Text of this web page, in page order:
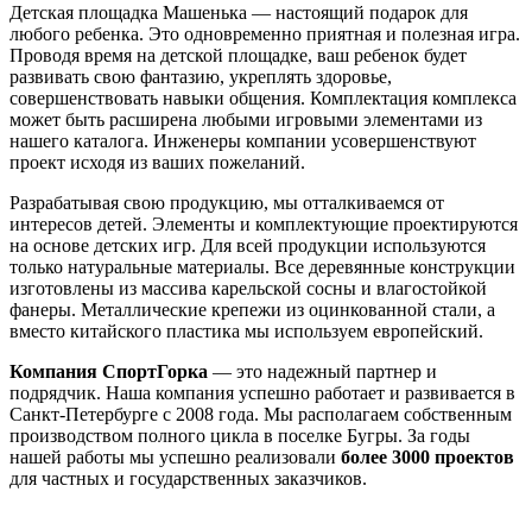
Детская площадка Машенька — настоящий подарок для
любого ребенка. Это одновременно приятная и полезная игра.
Проводя время на детской площадке, ваш ребенок будет
развивать свою фантазию, укреплять здоровье,
совершенствовать навыки общения. Комплектация комплекса
может быть расширена любыми игровыми элементами из
нашего каталога. Инженеры компании усовершенствуют
проект исходя из ваших пожеланий.
Разрабатывая свою продукцию, мы отталкиваемся от
интересов детей. Элементы и комплектующие проектируются
на основе детских игр. Для всей продукции используются
только натуральные материалы. Все деревянные конструкции
изготовлены из массива карельской сосны и влагостойкой
фанеры. Металлические крепежи из оцинкованной стали, а
вместо китайского пластика мы используем европейский.
Компания СпортГорка — это надежный партнер и
подрядчик. Наша компания успешно работает и развивается в
Санкт-Петербурге с 2008 года. Мы располагаем собственным
производством полного цикла в поселке Бугры. За годы
нашей работы мы успешно реализовали более 3000 проектов
для частных и государственных заказчиков.